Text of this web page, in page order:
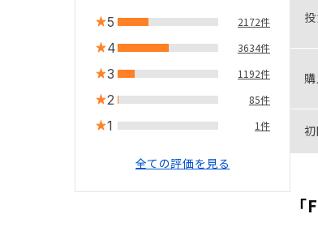
5 2172件
4 3634件
3 1192件
2 85件
1 1件
全ての評価を見る